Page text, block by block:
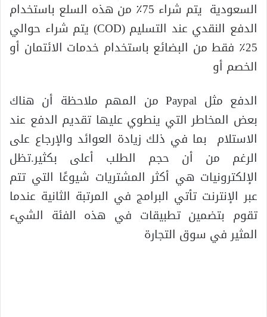
السعودية يتم شراء 75٪ من هذه السلع باستخدام
الدفع النقدي عند التسليم (COD) يتم شراء حوالي
25٪ فقط من البضائع باستخدام خدمات الائتمان أو
الخصم أو
الدفع مثل Paypal من المهم ملاحظة أن هناك
بعض المخاطر التي ينطوي عليها تقديم الدفع عند
الاستلام بما في ذلك زيادة العوائد والإرجاع على
الرغم من أن حجم الطلب أعلى بكثير.تظل
الإلكترونيات هي أكثر المشتريات شيوعًا التي تتم
عبر الإنترنت تأتي البرامج في المرتبة الثانية عندما
تقوم بتضمين تطبيقات في هذه الفئة الشيء
المثير في سوق التجارة